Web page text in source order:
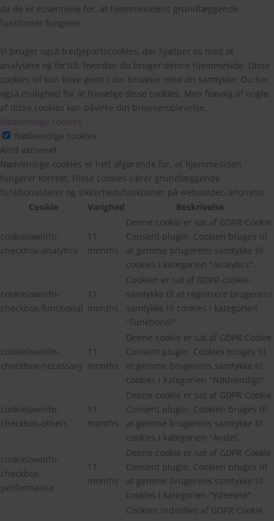
da de er essentielle for, at hjemmesidens grundlæggende
funktioner fungerer.
Vi bruger også tredjepartscookies, der hjælper os med at
analysere og forstå, hvordan du bruger denne hjemmeside. Disse
cookies vil kun blive gemt i din browser med dit samtykke. Du har
også mulighed for at fravælge disse cookies. Men fravalg af nogle
af disse cookies kan påvirke din browseroplevelse.
Nødvendige cookies
Nødvendige cookies
Altid aktiveret
Nødvendige cookies er helt afgørende for, at hjemmesiden
fungerer korrekt. Disse cookies sikrer grundlæggende
funktionaliteter og sikkerhedsfunktioner på webstedet, anonymt.
Cookie
Varighed Beskrivelse
cookielawinfo-
checkbox-analytics
11
months
Denne cookie er sat af GDPR Cookie
Consent plugin. Cookien bruges til
at gemme brugerens samtykke til
cookies i kategorien "Analytics".
cookielawinfo-
checkbox-functional
11
months
Cookien er sat af GDPR-cookie-
samtykke til at registrere brugerens
samtykke til cookies i kategorien
"Funktionel".
cookielawinfo-
checkbox-necessary
11
months
Denne cookie er sat af GDPR Cookie
Consent plugin. Cookies bruges til
at gemme brugerens samtykke til
cookies i kategorien "Nødvendigt".
cookielawinfo-
checkbox-others
11
months
Denne cookie er sat af GDPR Cookie
Consent plugin. Cookien bruges til
at gemme brugerens samtykke til
cookies i kategorien "Andet.
cookielawinfo-
checkbox-
performance
11
months
Denne cookie er sat af GDPR Cookie
Consent plugin. Cookien bruges til
at gemme brugerens samtykke til
cookies i kategorien "Ydeevne".
Cookien indstilles af GDPR Cookie